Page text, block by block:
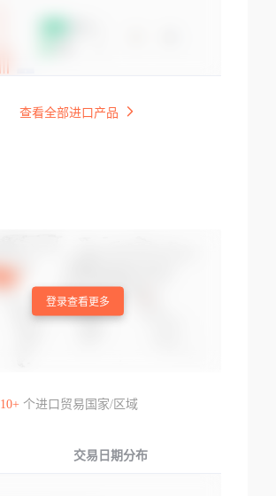
查看全部进口产品
登录查看更多
10+个进口贸易国家/区域
交易日期分布